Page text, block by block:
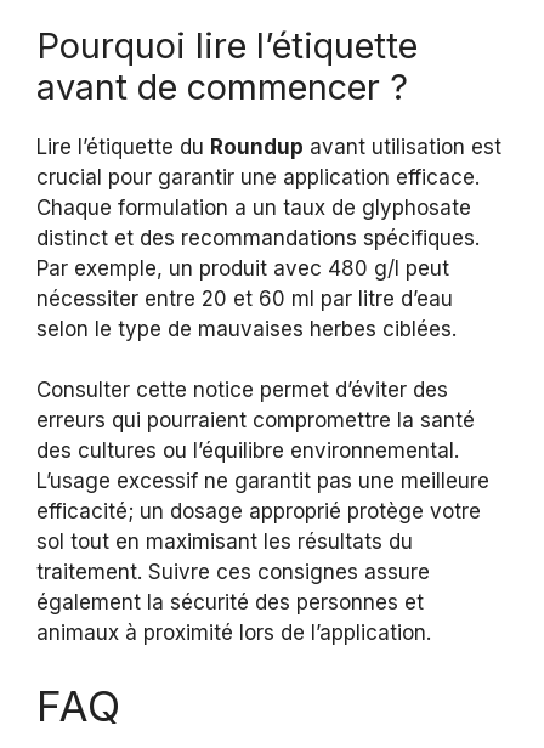
Pourquoi lire l’étiquette
avant de commencer ?
Lire l’étiquette du Roundup avant utilisation est
crucial pour garantir une application efficace.
Chaque formulation a un taux de glyphosate
distinct et des recommandations spécifiques.
Par exemple, un produit avec 480 g/l peut
nécessiter entre 20 et 60 ml par litre d’eau
selon le type de mauvaises herbes ciblées.
Consulter cette notice permet d’éviter des
erreurs qui pourraient compromettre la santé
des cultures ou l’équilibre environnemental.
L’usage excessif ne garantit pas une meilleure
efficacité; un dosage approprié protège votre
sol tout en maximisant les résultats du
traitement. Suivre ces consignes assure
également la sécurité des personnes et
animaux à proximité lors de l’application.
FAQ